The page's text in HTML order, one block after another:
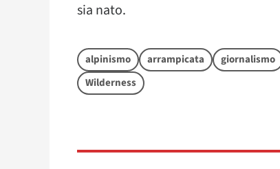
sia nato.
alpinismo arrampicata giornalismo
Wilderness